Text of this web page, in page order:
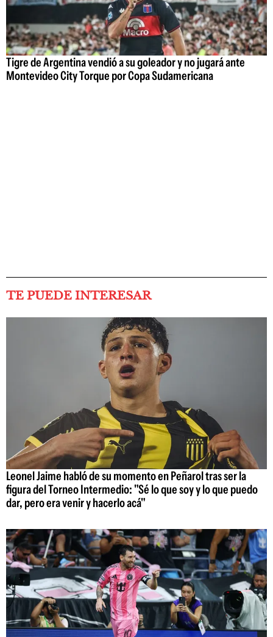
Tigre de Argentina vendió a su goleador y no jugará ante
Montevideo City Torque por Copa Sudamericana
TE PUEDE INTERESAR
Leonel Jaime habló de su momento en Peñarol tras ser la
figura del Torneo Intermedio: "Sé lo que soy y lo que puedo
dar, pero era venir y hacerlo acá"